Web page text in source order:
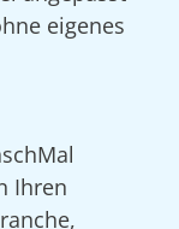
eigenes
Ihren